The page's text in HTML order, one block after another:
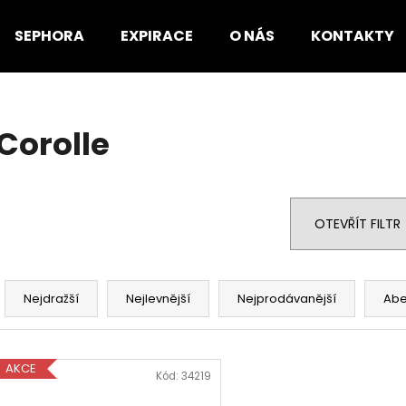
SEPHORA EXPIRACE O NÁS KONTAKTY
OTEVŘÍT FILTR
Ř
Nejdražší Nejlevnější Nejprodávanější
AKCE Kód:34219